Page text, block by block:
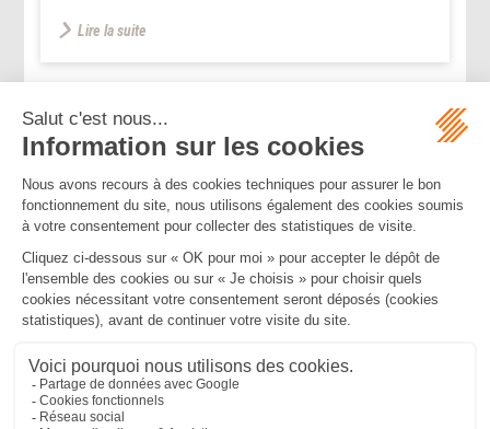
Lire la suite
<< < ... 196
>>
Mentions légalesPolitique de confidentialitéPolitique de cookies
Plan du site
MBA ET ASSOCIÉS
235 Rue Helene Boucher, 34170 CASTELNAU LE LEZ